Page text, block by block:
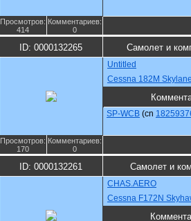
Просмотров:
414
Комментариев:
0
ID: 0000132265 Самолет и
Untitled
Cessna 182M
SP-WCB (cn
Просмотров:
170
Комментариев:
0
ID: 0000132261 Самолет и
CHAS.AERO
Cessna F172N